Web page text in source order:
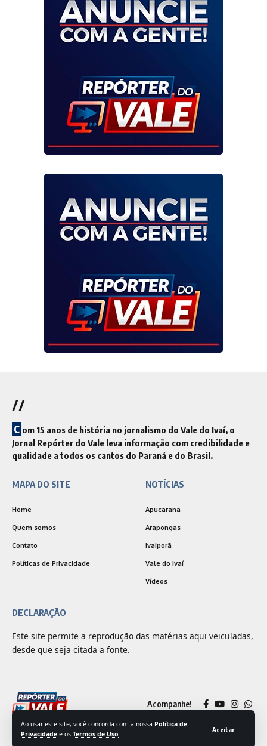
Ao usar este site, você concorda com a nossa Política de
Privacidade e os Termos de Uso
Aceitar
//
C om 15 anos de história no jornalismo do Vale do Ivaí, o
Jornal Repórter do Vale leva informação com credibilidade e
qualidade a todos os cantos do Paraná e do Brasil.
MAPA DO SITE
Home
Quem somos
Contato
Políticas de Privacidade
NOTÍCIAS
Apucarana
Arapongas
Ivaiporã
Vale do Ivaí
Vídeos
DECLARAÇÃO
Este site permite a reprodução das matérias aqui veiculadas,
desde que seja citada a fonte.
Acompanhe!
© 2025 Jornal Repórter do Vale | Desenvolvido por